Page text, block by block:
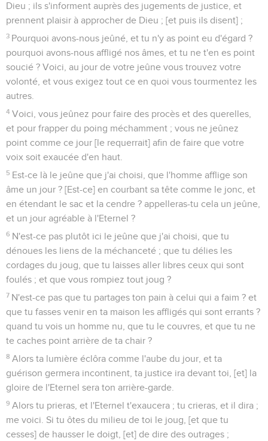
Dieu ; ils s'informent auprès des jugements de justice, et
prennent plaisir à approcher de Dieu ; [et puis ils disent] ;
3 Pourquoi avons-nous jeûné, et tu n'y as point eu d'égard ?
pourquoi avons-nous affligé nos âmes, et tu ne t'en es point
soucié ? Voici, au jour de votre jeûne vous trouvez votre
volonté, et vous exigez tout ce en quoi vous tourmentez les
autres.
4 Voici, vous jeûnez pour faire des procès et des querelles,
et pour frapper du poing méchamment ; vous ne jeûnez
point comme ce jour [le requerrait] afin de faire que votre
voix soit exaucée d'en haut.
5 Est-ce là le jeûne que j'ai choisi, que l'homme afflige son
âme un jour ? [Est-ce] en courbant sa tête comme le jonc, et
en étendant le sac et la cendre ? appelleras-tu cela un jeûne,
et un jour agréable à l'Eternel ?
6 N'est-ce pas plutôt ici le jeûne que j'ai choisi, que tu
dénoues les liens de la méchanceté ; que tu délies les
cordages du joug, que tu laisses aller libres ceux qui sont
foulés ; et que vous rompiez tout joug ?
7 N'est-ce pas que tu partages ton pain à celui qui a faim ? et
que tu fasses venir en ta maison les affligés qui sont errants ?
quand tu vois un homme nu, que tu le couvres, et que tu ne
te caches point arrière de ta chair ?
8 Alors ta lumière éclôra comme l'aube du jour, et ta
guérison germera incontinent, ta justice ira devant toi, [et] la
gloire de l'Eternel sera ton arrière-garde.
9 Alors tu prieras, et l'Eternel t'exaucera ; tu crieras, et il dira ;
me voici. Si tu ôtes du milieu de toi le joug, [et que tu
cesses] de hausser le doigt, [et] de dire des outrages ;